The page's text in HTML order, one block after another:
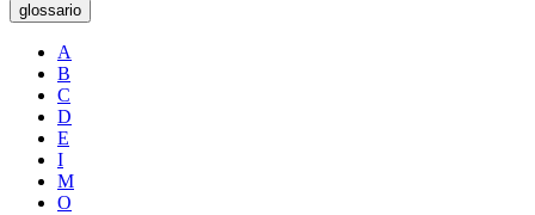
glossario
A
B
C
D
E
I
M
O